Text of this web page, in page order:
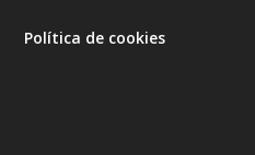
Política de cookies